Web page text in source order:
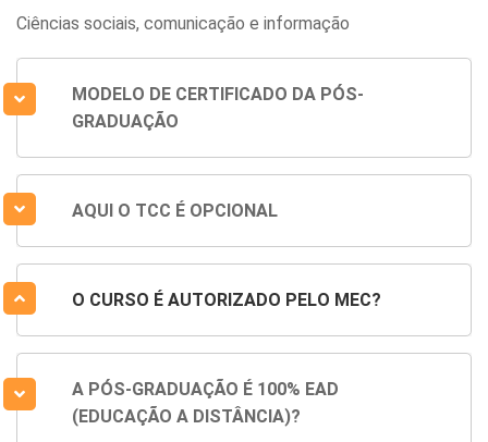
Ciências sociais, comunicação e informação
MODELO DE CERTIFICADO DA PÓS-
GRADUAÇÃO
AQUI O TCC É OPCIONAL
O CURSO É AUTORIZADO PELO MEC?
A PÓS-GRADUAÇÃO É 100% EAD
(EDUCAÇÃO A DISTÂNCIA)?